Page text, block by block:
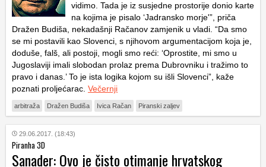
vidimo. Tada je iz susjedne prostorije donio karte
na kojima je pisalo ‘Jadransko morje'”, priča
Dražen Budiša, nekadašnji Račanov zamjenik u vladi. “Da smo
se mi postavili kao Slovenci, s njihovom argumentacijom koja je,
doduše, falš, ali postoji, mogli smo reći: ‘Oprostite, mi smo u
Jugoslaviji imali slobodan prolaz prema Dubrovniku i tražimo to
pravo i danas.’ To je ista logika kojom su išli Slovenci”, kaže
poznati proljećarac. Večernji
arbitraža Dražen Budiša Ivica Račan Piranski zaljev
29.06.2017. (18:43)
Piranha 3D
Sanader: Ovo je čisto otimanje hrvatskog